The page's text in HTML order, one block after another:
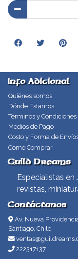
Info Adicional
Quiénes somos
Dónde Estamos
Términos y Condiciones
Medios de Pago
Costo y Forma de
Como Comprar
Guild Dreams
Especialistas en
revistas,
Contáctanos
Av. Nueva
Santiago, Chile.
222317137